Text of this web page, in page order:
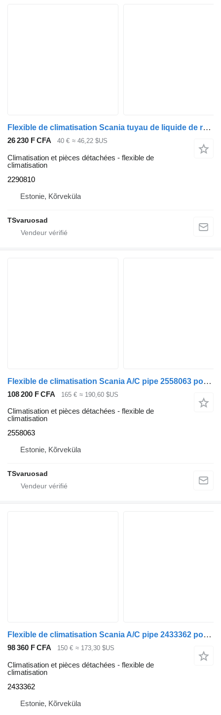
Flexible de climatisation Scania tuyau de liquide de refroidissement 2290810 pour tracteur routier Scania R410
26 230 F CFA 40 € ≈ 46,22 $US
Climatisation et pièces détachées - flexible de
climatisation
2290810
Estonie, Kõrveküla
TSvaruosad
Flexible de climatisation Scania A/C pipe 2558063 pour tracteur routier Scania R410
108 200 F CFA 165 € ≈ 190,60 $US
Climatisation et pièces détachées - flexible de
climatisation
2558063
Estonie, Kõrveküla
TSvaruosad
Flexible de climatisation Scania A/C pipe 2433362 pour tracteur routier Scania R410
98 360 F CFA 150 € ≈ 173,30 $US
Climatisation et pièces détachées - flexible de
climatisation
2433362
Estonie, Kõrveküla